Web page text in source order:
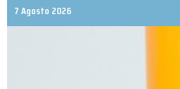
7 Agosto 2026